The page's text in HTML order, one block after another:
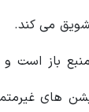
می کند.
منبع باز است